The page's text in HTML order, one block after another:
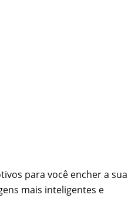
para você encher a sua
mais inteligentes e